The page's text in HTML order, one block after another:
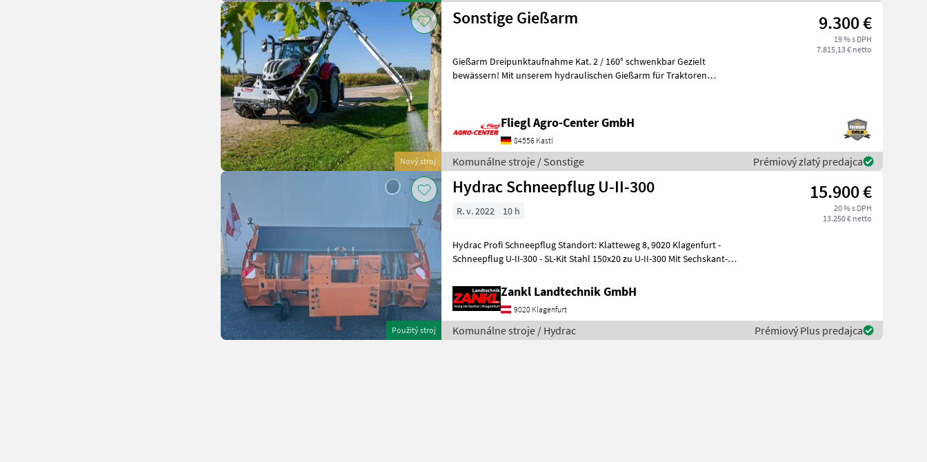
Nový stroj
Sonstige Gießarm 9.300 €
19 % s DPH
7.815,13 € netto
Gießarm Dreipunktaufnahme Kat. 2 / 160° schwenkbar Gezielt
bewässern! Mit unserem hydraulischen Gießarm für Traktoren
Fliegl Agro-Center GmbH
84556 Kastl
Komunálne stroje / Sonstige Prémiový zlatý predajca
Použitý stroj
Hydrac Schneepflug U-II-300 15.900 €
20 % s DPH
13.250 € netto
R. v. 2022 10 h
Hydrac Profi Schneepflug Standort: Klatteweg 8, 9020 Klagenfurt -
Schneepflug U-II-300 - SL-Kit Stahl 150x20 zu U-II-300 Mit Sechskant-
Zankl Landtechnik GmbH
9020 Klagenfurt
Komunálne stroje / Hydrac Prémiový Plus predajca